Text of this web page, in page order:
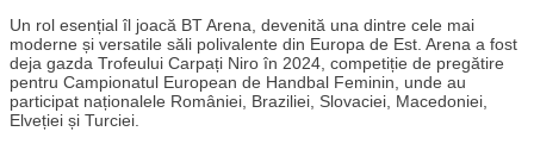
Un rol esențial îl joacă BT Arena, devenită una dintre cele mai
moderne și versatile săli polivalente din Europa de Est. Arena a fost
deja gazda Trofeului Carpați Niro în 2024, competiție de pregătire
pentru Campionatul European de Handbal Feminin, unde au
participat naționalele României, Braziliei, Slovaciei, Macedoniei,
Elveției și Turciei.